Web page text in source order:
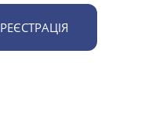
РЕЄСТРАЦІЯ